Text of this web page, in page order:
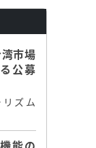
市場
公募
ズム